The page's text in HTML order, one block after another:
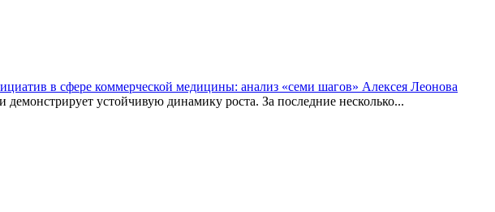
в сфере коммерческой медицины: анализ «семи шагов» Алексея Леонова
устойчивую динамику роста. За последние несколько...